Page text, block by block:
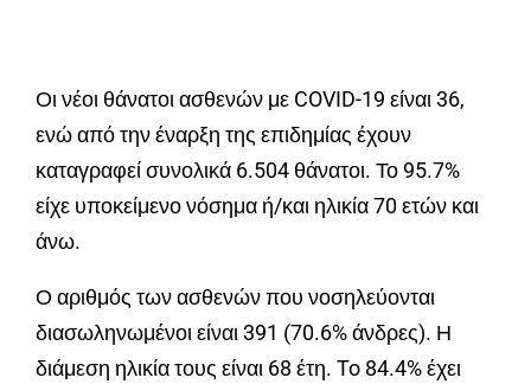
Οι νέοι θάνατοι ασθενών με COVID-19 είναι 36,
ενώ από την έναρξη της επιδημίας έχουν
καταγραφεί συνολικά 6.504 θάνατοι. Το 95.7%
είχε υποκείμενο νόσημα ή/και ηλικία 70 ετών και
άνω.
Ο αριθμός των ασθενών που νοσηλεύονται
διασωληνωμένοι είναι 391 (70.6% άνδρες). Η
διάμεση ηλικία τους είναι 68 έτη. To 84.4% έχει